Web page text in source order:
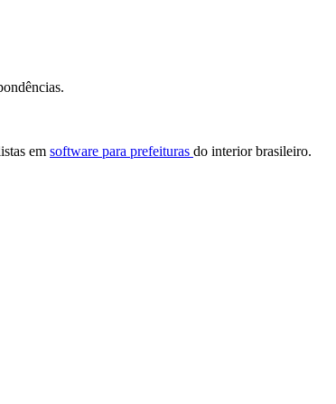
em software para prefeituras do interior brasileiro.